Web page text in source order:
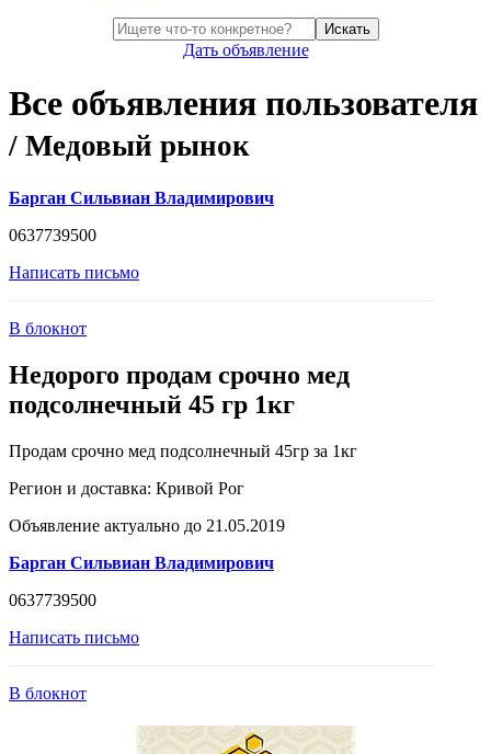
Искать
Дать объявление
Все объявления пользователя
/ Медовый рынок
Барган Сильвиан Владимирович
0637739500
Написать письмо
В блокнот
Недорого продам срочно мед
подсолнечный 45 гр 1кг
Продам срочно мед подсолнечный 45гр за 1кг
Регион и доставка: Кривой Рог
Объявление актуально до 21.05.2019
Барган Сильвиан Владимирович
0637739500
Написать письмо
В блокнот